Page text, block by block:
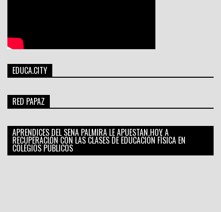
EDUCA.CITY
RED PAPAZ
APRENDICES DEL SENA PALMIRA LE APUESTAN HOY A
RECUPERACIÓN CON LAS CLASES DE EDUCACIÓN FÍSICA EN
COLEGIOS PÚBLICOS